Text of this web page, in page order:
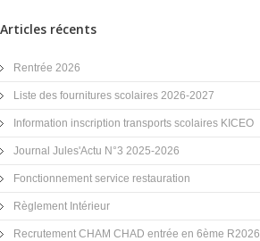
Articles récents
Rentrée 2026
Liste des fournitures scolaires 2026-2027
Information inscription transports scolaires KICEO
Journal Jules'Actu N°3 2025-2026
Fonctionnement service restauration
Règlement Intérieur
Recrutement CHAM CHAD entrée en 6ème R2026